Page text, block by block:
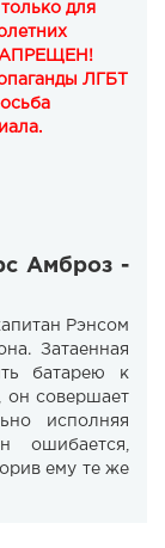
для
ЛГБТ
Амброз -
Рэнсом
Затаенная
батарею к
он совершает
исполняя
ошибается,
ему те же